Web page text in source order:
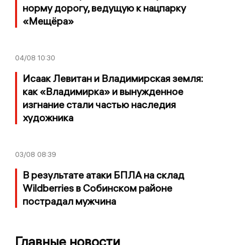
норму дорогу, ведущую к нацпарку
«Мещёра»
04/08 10:30
Исаак Левитан и Владимирская земля:
как «Владимирка» и вынужденное
изгнание стали частью наследия
художника
03/08 08:39
В результате атаки БПЛА на склад
Wildberries в Собинском районе
пострадал мужчина
Главные новости